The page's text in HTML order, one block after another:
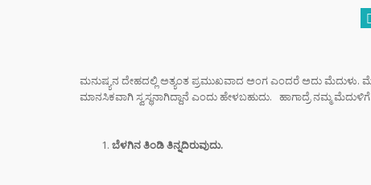
ಎಂದು
ಬ್ಯಾಕ್
ಮನುಷ್ಯನ ದೇಹದಲ್ಲಿ ಅತ್ಯಂತ ಪ್ರಮುಖವಾದ ಅಂಗ ಎಂದರೆ ಅದು ಮೆದುಳು.
ಮಾನಸಿಕವಾಗಿ ಸ್ವಸ್ಥನಾಗಿದ್ದಾನೆ ಎಂದು ಹೇಳಬಹುದು. ಹಾಗಾದ್ರೆ ನಮ್ಮ
ಬೆಳಗಿನ ತಿಂಡಿ ತಿನ್ನದಿರುವುದು.